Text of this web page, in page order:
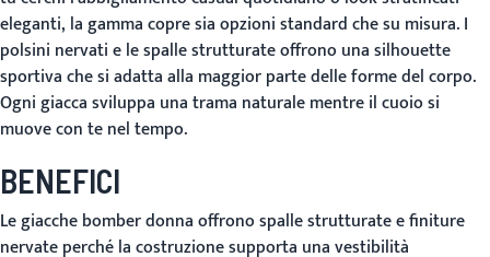
eleganti, la gamma copre sia opzioni standard che su misura. I
polsini nervati e le spalle strutturate offrono una silhouette
sportiva che si adatta alla maggior parte delle forme del corpo.
Ogni giacca sviluppa una trama naturale mentre il cuoio si
muove con te nel tempo.
BENEFICI
Le giacche bomber donna offrono spalle strutturate e finiture
nervate perché la costruzione supporta una vestibilità